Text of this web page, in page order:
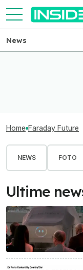
News
Home Faraday Future
NEWS FOTO
Ultime